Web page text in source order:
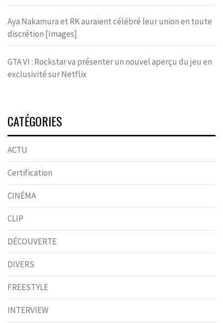
Aya Nakamura et RK auraient célébré leur union en toute
discrétion [Images]
GTA VI : Rockstar va présenter un nouvel aperçu du jeu en
exclusivité sur Netflix
CATÉGORIES
ACTU
Certification
CINÉMA
CLIP
DÉCOUVERTE
DIVERS
FREESTYLE
INTERVIEW